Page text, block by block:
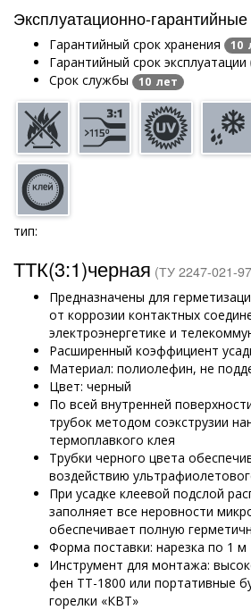
Эксплуатационно-гарантийные
Гарантийный срок хранения 10
Гарантийный срок эксплуатации
Срок службы 10 лет
тип:
ТТК(3:1)черная (ТУ 2247-021-
Предназначены для
от коррозии контактных
электроэнергетике и
Расширенный коэффициент
Материал: полиолефин, не
Цвет: черный
По всей внутренней
трубок методом соэкструзии
термоплавкого клея
Трубки черного цвета
воздействию
При усадке клеевой подслой
заполняет все неровности
обеспечивает полную
Форма поставки: нарезка по 1 м
Инструмент для монтажа:
фен ТТ-1800 или портативные
горелки «КВТ»